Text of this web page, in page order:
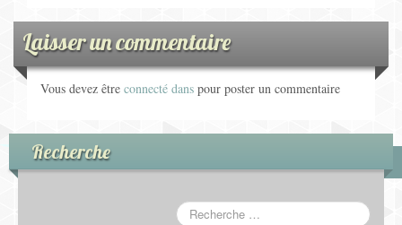
Laisser un commentaire
Vous devez être connecté dans pour poster un commentaire
Recherche